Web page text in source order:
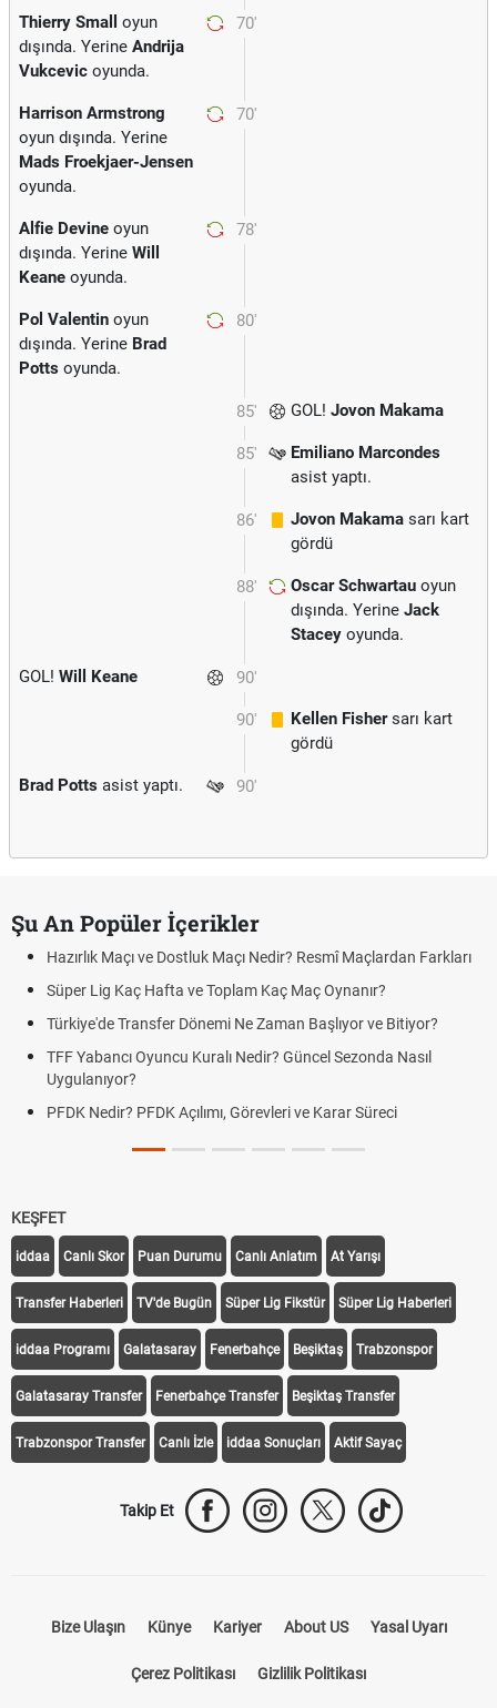
70'
Thierry Small
oyun
dışında. Yerine Andrija
Vukcevic oyunda.
70'
Harrison Armstrong
oyun dışında. Yerine
Mads Froekjaer-Jensen
oyunda.
78'
Alfie Devine oyun
dışında. Yerine Will
Keane oyunda.
80'
Pol Valentin oyun
dışında. Yerine Brad
Potts oyunda.
85' GOL! Jovon Makama
85'
Emiliano Marcondes
asist yaptı.
86' Jovon Makama sarı kart
gördü
88' Oscar Schwartau oyun
dışında. Yerine Jack
Stacey oyunda.
90'
GOL! Will Keane
90' Kellen Fishersarı kart
gördü
90'
Brad Potts asist yaptı.
Şu An Popüler İçerikler
Hazırlık Maçı ve Dostluk Maçı Nedir? Resmî Maçlardan Farkları
Süper Lig Kaç Hafta ve Toplam Kaç Maç Oynanır?
Türkiye'de Transfer Dönemi Ne Zaman Başlıyor ve Bitiyor?
TFF Yabancı Oyuncu Kuralı Nedir? Güncel Sezonda Nasıl
Uygulanıyor?
PFDK Nedir? PFDK Açılımı, Görevleri ve Karar Süreci
KEŞFET
iddaa Canlı Skor Puan Durumu Canlı Anlatım At Yarışı
Transfer Haberleri TV'de Bugün Süper Lig Fikstür Süper Lig Haberleri
iddaa Programı Galatasaray Fenerbahçe Beşiktaş Trabzonspor
Galatasaray Transfer Fenerbahçe Transfer Beşiktaş Transfer
Trabzonspor Transfer Canlı İzle iddaa Sonuçları Aktif Sayaç
Takip Et
Bize Ulaşın Künye Kariyer About US Yasal Uyarı
Çerez Politikası Gizlilik Politikası